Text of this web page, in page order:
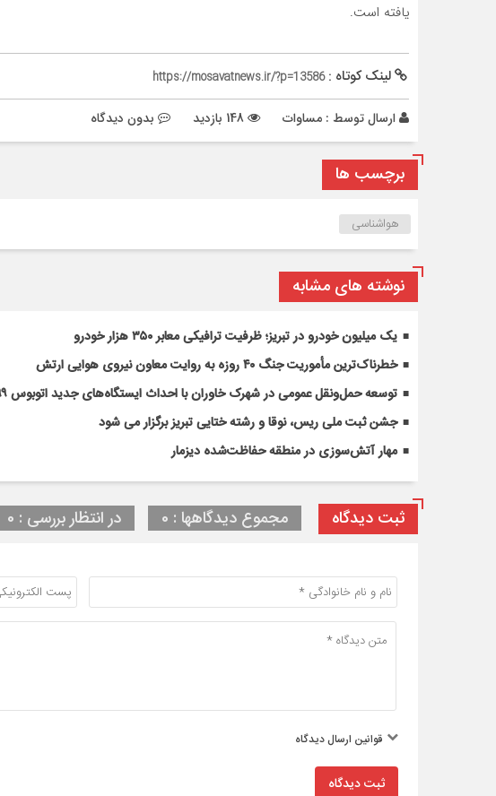
یافته است.
لینک کوتاه :https://mosavatnews.ir/?p=13586
ارسال توسط : مساوات بدون دیدگاه
برچسب ها
هواشناسی
نوشته های مشابه
یک میلیون خودرو در تبریز؛ ظرفیت ترافیکی معابر ۳۵۰ هزار خودرو
خطرناک‌ترین مأموریت جنگ ۴۰ روزه به روایت معاون نیروی هوایی ارتش
توسعه حمل‌ونقل عمومی در شهرک خاوران با احداث ایستگاه‌های جدید اتوبوس ۹۹
جشن ثبت ملی ریس، نوقا و رشته ختایی تبریز برگزار می شود
مهار آتش‌سوزی در منطقه حفاظت‌شده دیزمار
ثبت دیدگاه مجموع دیدگاهها : 0 در انتظار بررسی : 0
قوانین ارسال دیدگاه
ثبت دیدگاه